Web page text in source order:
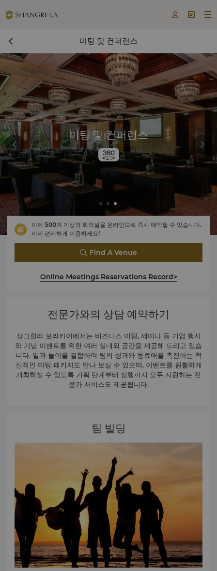
  
미팅 및 컨퍼런스
미팅 및 컨퍼런스
이제 500개 이상의 회의실을 온라인으로 즉시 예약할 수 있습니다.
이제 편리하게 이용하세요!
Find A Venue
Online Meetings Reservations Record>
전문가와의 상담 예약하기
샹그릴라 보라카이에서는 비즈니스 미팅, 세미나 등 기업 행사
와 기념 이벤트를 위한 여러 실내외 공간을 제공해 드리고 있습
니다. 일과 놀이를 결합하여 팀의 성과와 동료애를 촉진하는 혁
신적인 미팅 패키지도 만나 보실 수 있으며, 이벤트를 원활하게
개최하실 수 있도록 기획 단계부터 실행까지 모두 지원하는 전
문가 서비스도 제공됩니다.
팀 빌딩